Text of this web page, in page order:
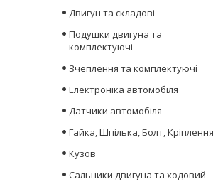
Двигун та складові
Подушки двигуна та
комплектуючі
Зчеплення та комплектуючі
Електроніка автомобіля
Датчики автомобіля
Гайка, Шпілька, Болт, Кріплення
Кузов
Сальники двигуна та ходовий